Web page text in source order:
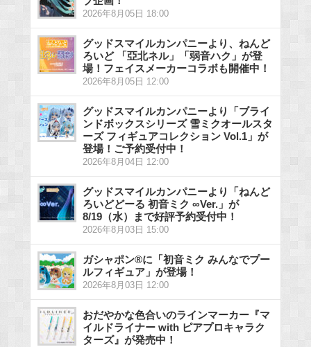
2026年8月05日 18:00
グッドスマイルカンパニーより、ねんど
ろいど 「亞北ネル」「弱音ハク」が登
場！フェイスメーカーコラボも開催中！
2026年8月05日 12:00
グッドスマイルカンパニーより「ブライ
ンドボックスシリーズ 雪ミクオールスタ
ーズ フィギュアコレクション Vol.1」が
登場！ご予約受付中！
2026年8月04日 12:00
グッドスマイルカンパニーより「ねんど
ろいどどーる 初音ミク ∞Ver.」が
8/19（水）まで好評予約受付中！
2026年8月03日 15:00
ガシャポン®に「初音ミク みんなでプー
ルフィギュア」が登場！
2026年8月03日 12:00
おだやかな色合いのラインマーカー『マ
イルドライナー with ピアプロキャラク
ターズ』が発売中！